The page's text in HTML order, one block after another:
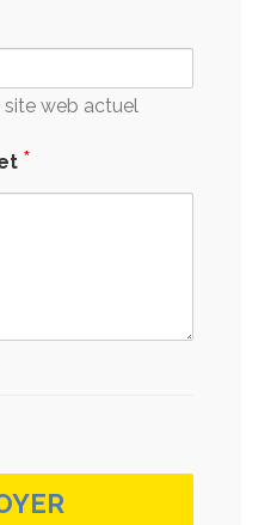
site web actuel
*